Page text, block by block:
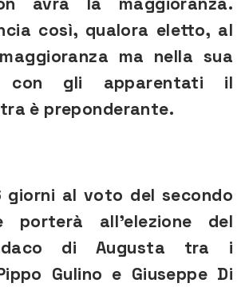
così, qualora eletto, al
ma nella sua
con gli apparentati il
è preponderante.
giorni al voto del secondo
porterà all’elezione del
di Augusta tra i
Gulino e Giuseppe Di